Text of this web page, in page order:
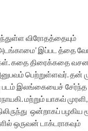
விரோதத்தையும்
‘ அடங்காமை’ இப்பட த்தை
கதை திரைக்கதை
பெற்றுள்ளவர். தன்
படம் இலங்கையைச்
மற்றும் யாகவ் முரளி,
ஒன்றாகப் பழகிய
ஒருவன் டாக்டராகவும்